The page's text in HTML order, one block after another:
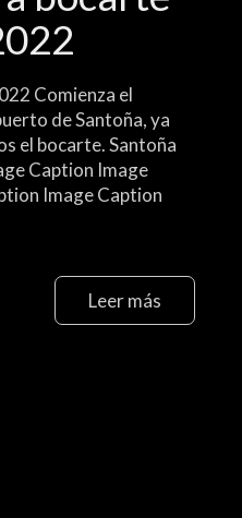
Comienza el
de Santoña, ya
el bocarte. Santoña
Caption Image
Image Caption
Leer más